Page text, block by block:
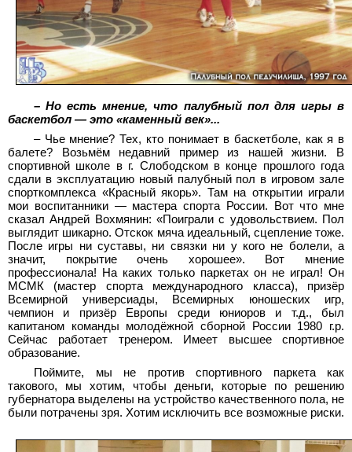
– Но есть мнение, что палубный пол для игры в
баскетбол — это «каменный век»...
– Чье мнение? Тех, кто понимает в баскетболе, как я в
балете? Возьмём недавний пример из нашей жизни. В
спортивной школе в г. Слободском в конце прошлого года
сдали в эксплуатацию новый палубный пол в игровом зале
спорткомплекса «Красный якорь». Там на открытии играли
мои воспитанники — мастера спорта России. Вот что мне
сказал Андрей Вохмянин: «Поиграли с удовольствием. Пол
выглядит шикарно. Отскок мяча идеальный, сцепление тоже.
После игры ни суставы, ни связки ни у кого не болели, а
значит, покрытие очень хорошее». Вот мнение
профессионала! На каких только паркетах он не играл! Он
МСМК (мастер спорта международного класса), призёр
Всемирной универсиады, Всемирных юношеских игр,
чемпион и призёр Европы среди юниоров и т.д., был
капитаном команды молодёжной сборной России 1980 г.р.
Сейчас работает тренером. Имеет высшее спортивное
образование.
Поймите, мы не против спортивного паркета как
такового, мы хотим, чтобы деньги, которые по решению
губернатора выделены на устройство качественного пола, не
были потрачены зря. Хотим исключить все возможные риски.